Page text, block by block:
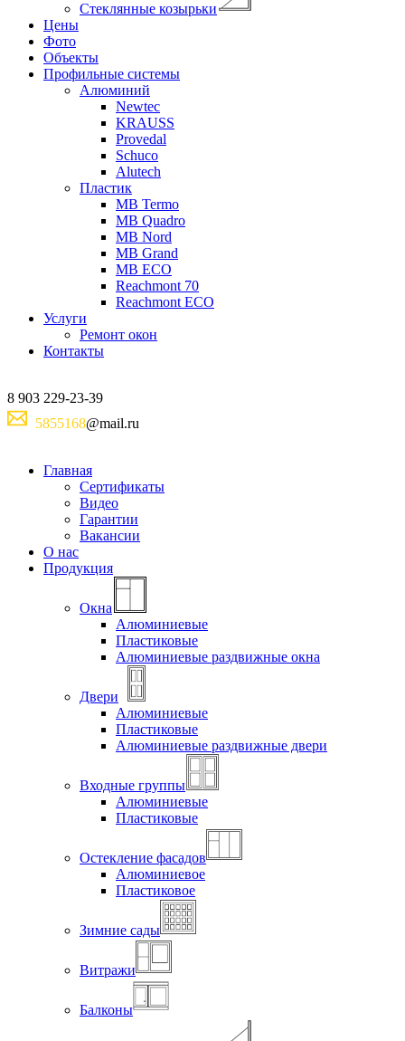
Стеклянные козырьки
Цены
Фото
Объекты
Профильные системы
Алюминий
Newtec
KRAUSS
Provedal
Schuco
Аlutech
Пластик
MB Termo
MB Quadro
MB Nord
MB Grand
MB ECO
Reachmont 70
Reachmont ECO
Услуги
Ремонт окон
Контакты
8 903 229-23-39
5855168@mail.ru
Главная
Сертификаты
Видео
Гарантии
Вакансии
О нас
Продукция
Окна
Алюминиевые
Пластиковые
Алюминиевые раздвижные окна
Двери
Алюминиевые
Пластиковые
Алюминиевые раздвижные двери
Входные группы
Алюминиевые
Пластиковые
Остекление фасадов
Алюминиевое
Пластиковое
Зимние сады
Витражи
Балконы